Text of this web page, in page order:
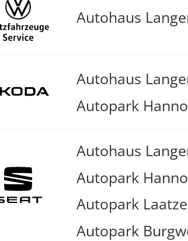
Autohaus
Autohaus
Autopark
Autohaus
Autopark
Autopark
Autopark